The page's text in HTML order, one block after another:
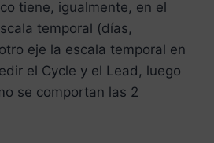
tiene, igualmente, en el
temporal (días,
eje la escala temporal en
el Cycle y el Lead, luego
se comportan las 2